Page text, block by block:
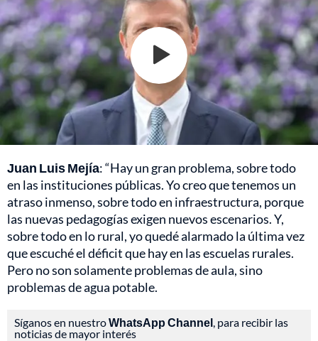
Juan Luis Mejía: “Hay un gran problema, sobre todo
en las instituciones públicas. Yo creo que tenemos un
atraso inmenso, sobre todo en infraestructura, porque
las nuevas pedagogías exigen nuevos escenarios. Y,
sobre todo en lo rural, yo quedé alarmado la última vez
que escuché el déficit que hay en las escuelas rurales.
Pero no son solamente problemas de aula, sino
problemas de agua potable.
Síganos en nuestroWhatsApp Channel, para recibir las
noticias de mayor interés